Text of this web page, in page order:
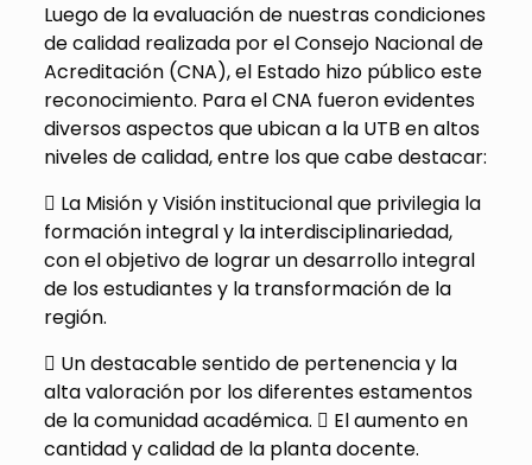
Luego de la evaluación de nuestras condiciones
de calidad realizada por el Consejo Nacional de
Acreditación (CNA), el Estado hizo público este
reconocimiento. Para el CNA fueron evidentes
diversos aspectos que ubican a la UTB en altos
niveles de calidad, entre los que cabe destacar:
 La Misión y Visión institucional que privilegia la
formación integral y la interdisciplinariedad,
con el objetivo de lograr un desarrollo integral
de los estudiantes y la transformación de la
región.
 Un destacable sentido de pertenencia y la
alta valoración por los diferentes estamentos
de la comunidad académica.  El aumento en
cantidad y calidad de la planta docente.